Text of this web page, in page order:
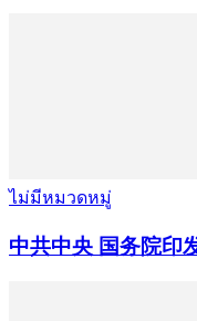
ไม่มีหมวดหมู่
中共中央 国务院印